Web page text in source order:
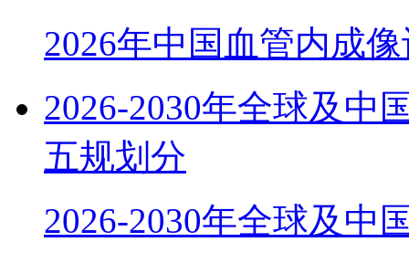
2026年中国血管内成
2026-2030年全球及中
五规划分
2026-2030年全球及中